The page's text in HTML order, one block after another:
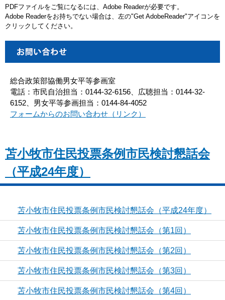
PDFファイルをご覧になるには、Adobe Readerが必要です。
Adobe Readerをお持ちでない場合は、左の"Get AdobeReader"アイコンを
クリックしてください。
総合政策部協働男女平等参画室
電話：市民自治担当：0144-32-6156、広聴担当：0144-32-
6152、男女平等参画担当：0144-84-4052
フォームからのお問い合わせ（リンク）
苫小牧市住民投票条例市民検討懇話会
（平成24年度）
苫小牧市住民投票条例市民検討懇話会（平成24年度）
苫小牧市住民投票条例市民検討懇話会（第1回）
苫小牧市住民投票条例市民検討懇話会（第2回）
苫小牧市住民投票条例市民検討懇話会（第3回）
苫小牧市住民投票条例市民検討懇話会（第4回）